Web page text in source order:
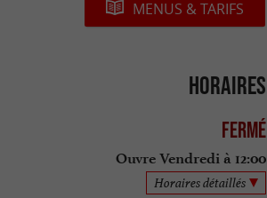
MENUS & TARIFS
Horaires
Fermé
Ouvre Vendredi à 12:00
Horaires détaillés